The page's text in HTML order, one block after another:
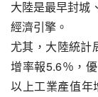
大陸是最早封城
經濟引擎。
尤其，大陸統計
增率報5.6％，
以上工業產值年